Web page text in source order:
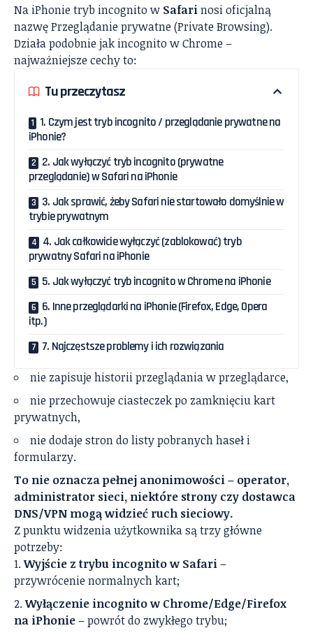
Na iPhonie tryb incognito w Safarinosi oficjalną
nazwę Przeglądanie prywatne (Private Browsing).
Działa podobnie jak incognito w Chrome –
najważniejsze cechy to:
Tu przeczytasz
1. Czym jest tryb incognito / przeglądanie prywatne na
iPhonie?
2. Jak wyłączyć tryb incognito (prywatne
przeglądanie) w Safari na iPhonie
3. Jak sprawić, żeby Safari nie startowało domyślnie w
trybie prywatnym
4. Jak całkowicie wyłączyć (zablokować) tryb
prywatny Safari na iPhonie
5. Jak wyłączyć tryb incognito w Chrome na iPhonie
6. Inne przeglądarki na iPhonie (Firefox, Edge, Opera
itp.)
7. Najczęstsze problemy i ich rozwiązania
nie zapisuje historii przeglądania w przeglądarce,
nie przechowuje ciasteczek po zamknięciu kart
prywatnych,
nie dodaje stron do listy pobranych haseł i
formularzy.
To nie oznacza pełnej anonimowości – operator,
administrator sieci, niektóre strony czy dostawca
DNS/VPN mogą widzieć ruch sieciowy.
Z punktu widzenia użytkownika są trzy główne
potrzeby:
Wyjście z trybu incognito w Safari–
przywrócenie normalnych kart;
Wyłączenie incognito w Chrome/Edge/Firefox
na iPhonie– powrót do zwykłego trybu;